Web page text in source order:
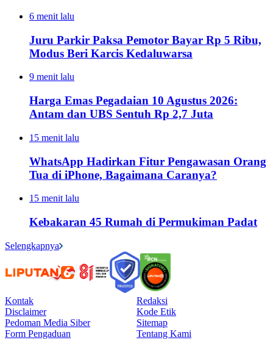
6 menit lalu
Juru Parkir Paksa Pemotor Bayar Rp 5 Ribu,
Modus Beri Karcis Kedaluwarsa
9 menit lalu
Harga Emas Pegadaian 10 Agustus 2026:
Antam dan UBS Sentuh Rp 2,7 Juta
15 menit lalu
WhatsApp Hadirkan Fitur Pengawasan Orang
Tua di iPhone, Bagaimana Caranya?
15 menit lalu
Kebakaran 45 Rumah di Permukiman Padat
Selengkapnya
Kontak
Redaksi
Disclaimer
Kode Etik
Pedoman Media Siber
Sitemap
Form Pengaduan
Tentang Kami